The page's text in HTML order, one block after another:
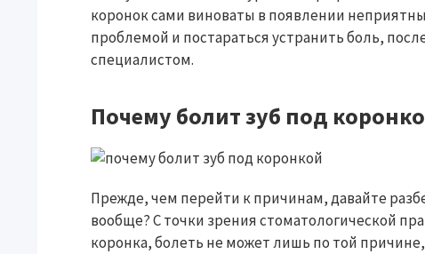
коронок сами виноваты в появлении
проблемой и постараться устранить боль,
специалистом.
Почему болит зуб под
Прежде, чем перейти к причинам, давайте
вообще? С точки зрения стоматологической
коронка, болеть не может лишь по той